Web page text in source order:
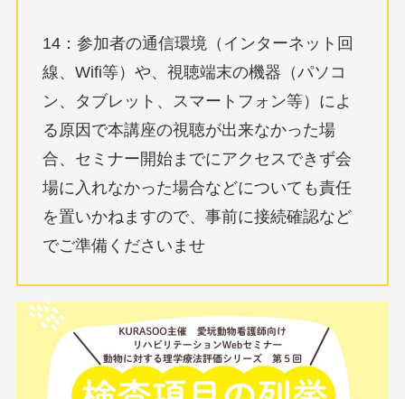
14：参加者の通信環境（インターネット回
線、Wifi等）や、視聴端末の機器（パソコ
ン、タブレット、スマートフォン等）によ
る原因で本講座の視聴が出来なかった場
合、セミナー開始までにアクセスできず会
場に入れなかった場合などについても責任
を置いかねますので、事前に接続確認など
でご準備くださいませ